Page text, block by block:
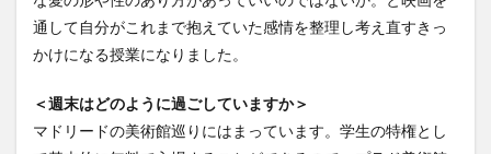
通して自分がこれまで抱えていた感情を整理し考え直すきっ
かけになる授業になりました。
＜週末はどのように過ごしていますか＞
マドリードの美術館巡りにはまっています。学生の特権とし
ボランティア活動
ライプツィヒ
ライプツィヒ大学附属ドイツ語学校interDaF留学
上海交通大学留学
上海外国語大学
中国留学
中国語 交換・私費認定留学
交流会